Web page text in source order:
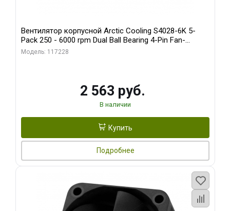
Вентилятор корпусной Arctic Cooling S4028-6K 5-
Pack 250 - 6000 rpm Dual Ball Bearing 4-Pin Fan-
Connector (ACFAN00273A)
Модель: 117228
2 563 руб.
В наличии
Купить
Подробнее